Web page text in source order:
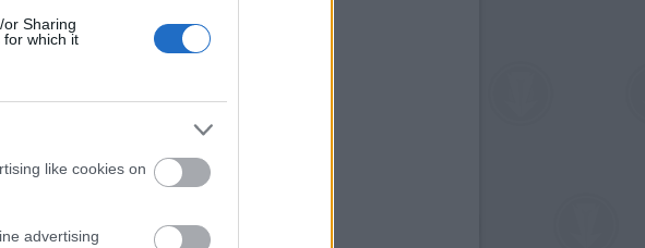
Sharing
which it
like cookies on
advertising